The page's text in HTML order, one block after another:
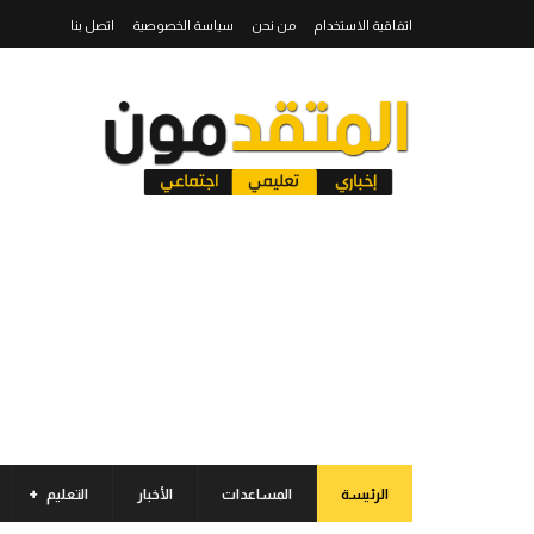
اتفاقية الاستخدام من نحن سياسة الخصوصية اتصل بنا
الرئيسة المساعدات الأخبار التعليم